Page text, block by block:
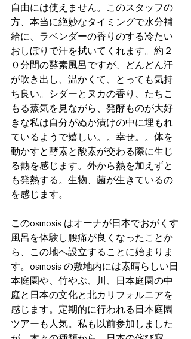
自由には使えません。このスタッフの
方、本当に絶妙なタイミングで水分補
給に、ラベンダーの香りのする冷たい
おしぼりで汗を拭いてくれます。約２
０分間の酵素風呂ですが、どんどん汗
が吹き出し、温かくて、とっても気持
ち良い。シダーとヌカの香り、たちこ
もる蒸気を見ながら、発酵ものが大好
きな私は自分がぬか漬けの中に埋もれ
ているようで嬉しい。。幸せ。。体を
動かすと酵素と酸素が交わる際に生じ
る熱を感じます。外から熱を加えずと
も発熱する。生物、菌が生きているの
を感じます。
このosmosis はオーナが日本でおがくす
風呂を体験し腰痛が良くなったことか
ら、この地へ設立することに始まりま
す。osmosis の敷地内には素晴らしい日
本庭園や、竹やぶ、川、日本庭園の中
庭と日本の文化と北カリフォルニアを
感じます。定期的に行われる日本庭園
ツアーも人気。私も以前参加しました